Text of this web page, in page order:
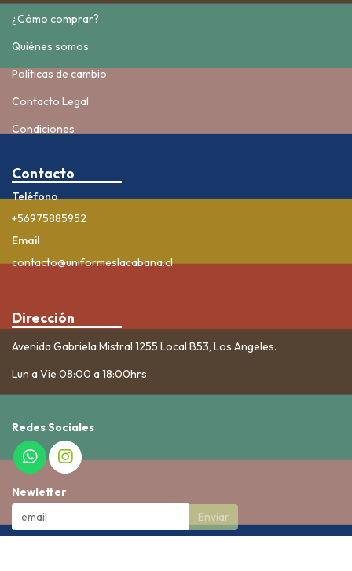
¿Cómo comprar?
Quiénes somos
Políticas de cambio
Contacto Legal
Condiciones
Contacto
Teléfono
+56975885952
Email
contacto@uniformeslacabana.cl
Dirección
Avenida Gabriela Mistral 1255 Local B53, Los Angeles.
Lun a Vie 08:00 a 18:00hrs
Redes Sociales
Newletter
Enviar